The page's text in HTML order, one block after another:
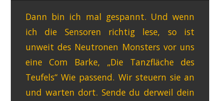
Dann bin ich mal gespannt. Und wenn
ich die Sensoren richtig lese, so ist
unweit des Neutronen Monsters vor uns
eine Com Barke, „Die Tanzfläche des
Teufels“ Wie passend. Wir steuern sie an
und warten dort. Sende du derweil dein